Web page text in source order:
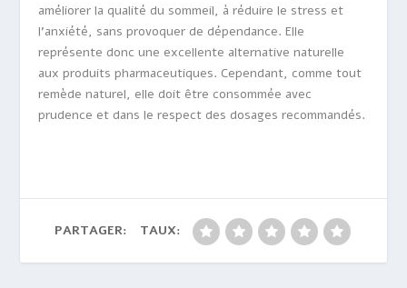
améliorer la qualité du sommeil, à réduire le stress et
l’anxiété, sans provoquer de dépendance. Elle
représente donc une excellente alternative naturelle
aux produits pharmaceutiques. Cependant, comme tout
remède naturel, elle doit être consommée avec
prudence et dans le respect des dosages recommandés.
PARTAGER: TAUX: